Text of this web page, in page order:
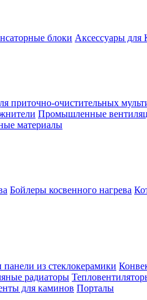
блоки Аксессуары для
приточно-очистительных
Промышленные
материалы
Бойлеры косвенного нагрева
из стеклокерамики
радиаторы
для каминов Порталы